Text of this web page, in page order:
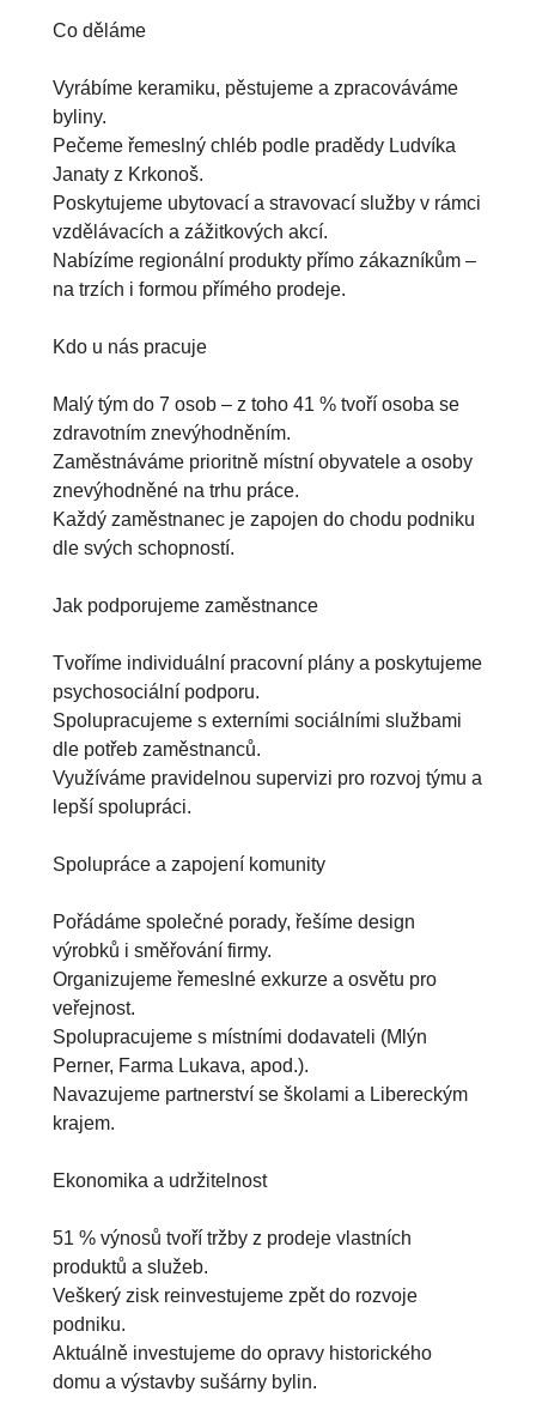
Co děláme
Vyrábíme keramiku, pěstujeme a zpracováváme
byliny.
Pečeme řemeslný chléb podle pradědy Ludvíka
Janaty z Krkonoš.
Poskytujeme ubytovací a stravovací služby v rámci
vzdělávacích a zážitkových akcí.
Nabízíme regionální produkty přímo zákazníkům –
na trzích i formou přímého prodeje.
Kdo u nás pracuje
Malý tým do 7 osob – z toho 41 % tvoří osoba se
zdravotním znevýhodněním.
Zaměstnáváme prioritně místní obyvatele a osoby
znevýhodněné na trhu práce.
Každý zaměstnanec je zapojen do chodu podniku
dle svých schopností.
Jak podporujeme zaměstnance
Tvoříme individuální pracovní plány a poskytujeme
psychosociální podporu.
Spolupracujeme s externími sociálními službami
dle potřeb zaměstnanců.
Využíváme pravidelnou supervizi pro rozvoj týmu a
lepší spolupráci.
Spolupráce a zapojení komunity
Pořádáme společné porady, řešíme design
výrobků i směřování firmy.
Organizujeme řemeslné exkurze a osvětu pro
veřejnost.
Spolupracujeme s místními dodavateli (Mlýn
Perner, Farma Lukava, apod.).
Navazujeme partnerství se školami a Libereckým
krajem.
Ekonomika a udržitelnost
51 % výnosů tvoří tržby z prodeje vlastních
produktů a služeb.
Veškerý zisk reinvestujeme zpět do rozvoje
podniku.
Aktuálně investujeme do opravy historického
domu a výstavby sušárny bylin.